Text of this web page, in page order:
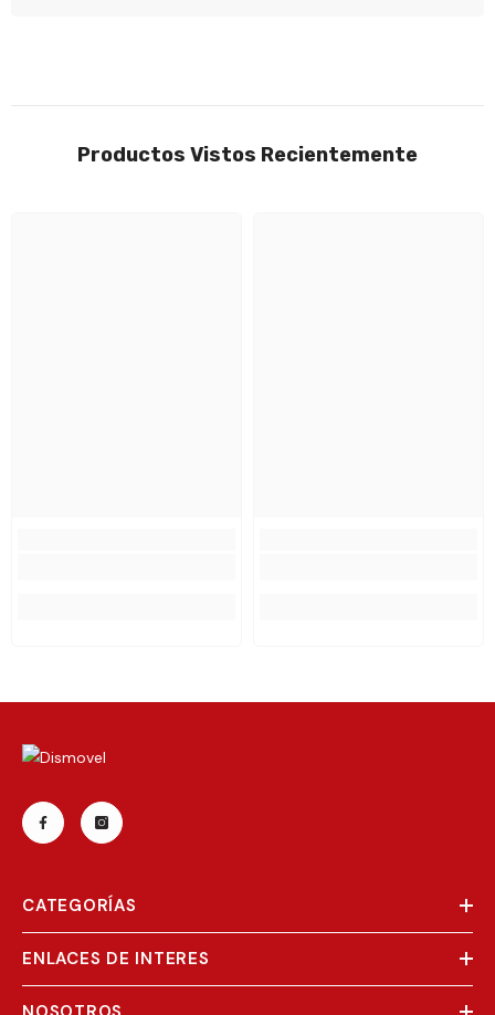
Productos Vistos Recientemente
CATEGORÍAS
ENLACES DE INTERES